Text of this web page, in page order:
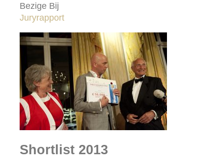
Bezige Bij
Juryrapport
Shortlist 2013